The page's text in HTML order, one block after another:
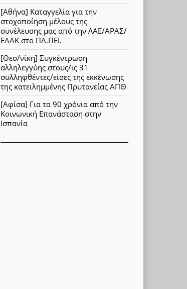
[Αθήνα] Καταγγελία για την
στοχοποίηση μέλους της
συνέλευσης μας από την ΛΑΕ/ΑΡΑΣ/
ΕΑΑΚ στο ΠΑ.ΠΕΙ.
[Θεσ/νίκη] Συγκέντρωση
αλληλεγγύης στους/ις 31
συλληφθέντες/είσες της εκκένωσης
της κατειλημμένης Πρυτανείας ΑΠΘ
[Αφίσα] Για τα 90 χρόνια από την
Κοινωνική Επανάσταση στην
Ισπανία